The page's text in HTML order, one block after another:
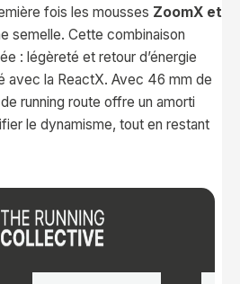
fois les mousses ZoomX et
semelle. Cette combinaison
: légèreté et retour d’énergie
avec la ReactX. Avec 46 mm de
running route offre un amorti
le dynamisme, tout en restant